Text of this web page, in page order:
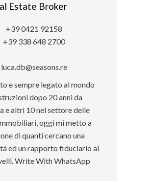
Estate Broker
+39 0421 92158
+39 338 648 2700
luca.db@seasons.re
e sempre legato al mondo
dopo 20 anni da
e altri 10 nel settore delle
oggi mi metto a
di quanti cercano una
ed un rapporto fiduciario ai
Write With WhatsApp